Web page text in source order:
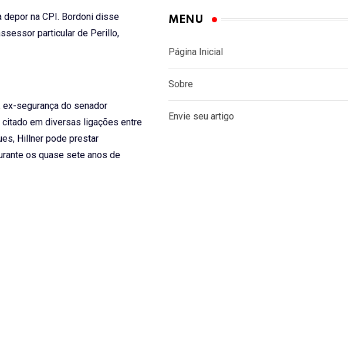
na CPI. Bordoni disse
particular de Perillo,
segurança do senador
citado em diversas ligações entre
Hillner pode prestar
os quase sete anos de
MENU
Página Inicial
Sobre
Envie seu artigo